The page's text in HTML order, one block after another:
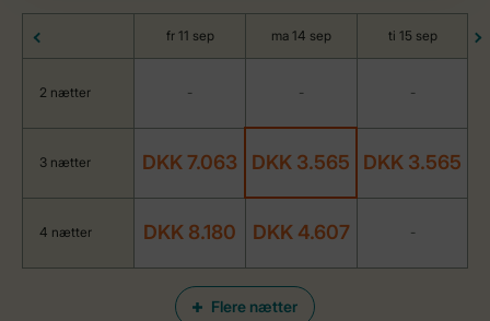
Flere nætter
fr 11 sep ma 14 sep ti 15 sep
2 nætter - - -
3 nætter DKK 7.063 DKK 3.565 DKK 3.565
4 nætter DKK 8.180 DKK 4.607 -